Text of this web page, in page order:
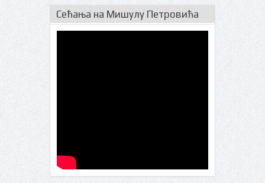
Сећања на Мишулу Петровића